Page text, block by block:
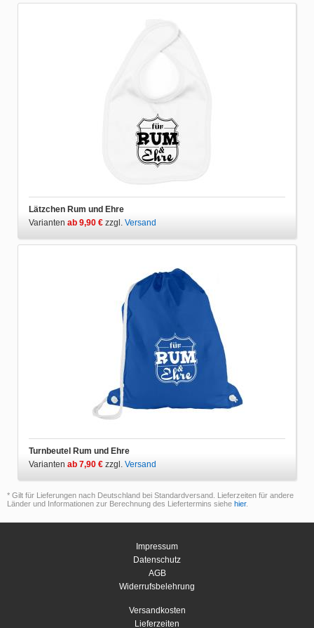
Lätzchen Rum und Ehre
Varianten ab 9,90 € zzgl. Versand
Turnbeutel Rum und Ehre
Varianten ab 7,90 € zzgl. Versand
* Gilt für Lieferungen nach Deutschland bei Standardversand. Lieferzeiten für andere
Länder und Informationen zur Berechnung des Liefertermins siehe hier.
Impressum
Datenschutz
AGB
Widerrufsbelehrung
Versandkosten
Lieferzeiten